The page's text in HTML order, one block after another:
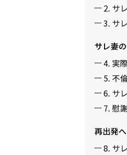
2. サ
3. サ
サレ妻
4. 実
5. 不
6. サ
7. 慰
再出発
8. サ